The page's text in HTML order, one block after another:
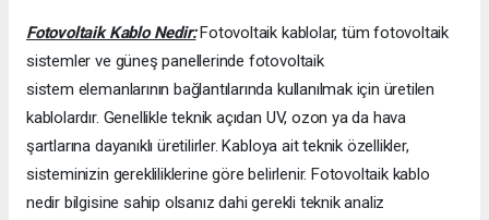
Fotovoltaik Kablo Nedir:Fotovoltaik kablolar, tüm fotovoltaik
sistemler ve güneş panellerinde fotovoltaik
sistem elemanlarının bağlantılarında kullanılmak için üretilen
kablolardır. Genellikle teknik açıdan UV, ozon ya da hava
şartlarına dayanıklı üretilirler. Kabloya ait teknik özellikler,
sisteminizin gerekliliklerine göre belirlenir. Fotovoltaik kablo
nedir bilgisine sahip olsanız dahi gerekli teknik analiz